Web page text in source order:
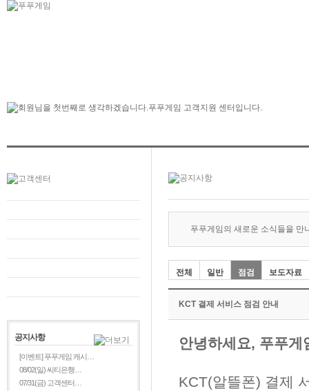
공지사항
[이벤트] 푸푸게임 캐시…
08/02(일) 씨티은행…
07/31(금) 고객센터…
푸푸게임의 새로운 소식들을 만
전체 일반 점검 보도자료
KCT 결제 서비스 점검 안내
안녕하세요, 푸푸게
KCT(알뜰폰) 결제